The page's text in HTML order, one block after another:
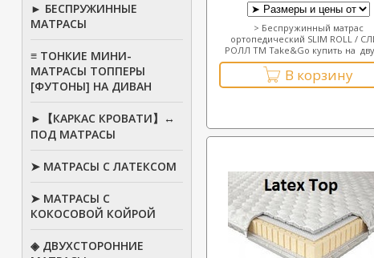
► БЕСПРУЖИННЫЕ
МАТРАСЫ
≡ ТОНКИЕ МИНИ-
МАТРАСЫ ТОППЕРЫ
[ФУТОНЫ] НА ДИВАН
►【КАРКАС КРОВАТИ】↔
ПОД МАТРАСЫ
➤ МАТРАСЫ С ЛАТЕКСОМ
➤ МАТРАСЫ С
КОКОСОВОЙ КОЙРОЙ
◈ ДВУХСТОРОННИЕ
> Беспружинный матрас
ортопедический SLIM ROLL /
РОЛЛ ТМ Take&Go купить на
В корзину